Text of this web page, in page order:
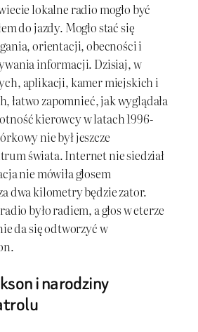
lokalne radio mogło być
do jazdy. Mogło stać się
orientacji, obecności i
informacji. Dzisiaj, w
aplikacji, kamer miejskich i
łatwo zapomnieć, jak wyglądała
kierowcy w latach 1996-
nie był jeszcze
świata. Internet nie siedział
nie mówiła głosem
dwa kilometry będzie zator.
było radiem, a głos w eterze
da się odtworzyć w
i narodziny